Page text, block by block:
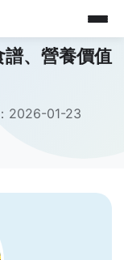
、營養價值
2026-01-23